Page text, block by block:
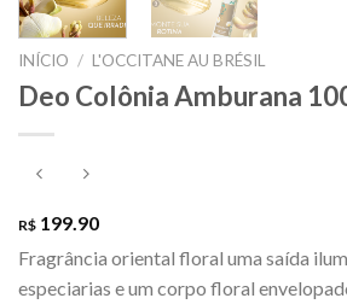
INÍCIO / L'OCCITANE AU BRÉSIL
Deo Colônia Amburana
R$ 199.90
Fragrância oriental floral uma saída
especiarias e um corpo floral